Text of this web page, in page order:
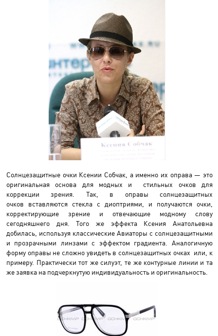
Солнцезащитные очки Ксении Собчак, а именно их оправа — это
оригинальная основа для модных и
стильных очков для
коррекции зрения. Так, в
оправы солнцезащитных
очков
вставляются стекла с диоптриями, и получаются очки,
корректирующие зрение и отвечающие модному слову
сегодняшнего дня. Того же эффекта Ксения Анатольевна
добилась, используя классические Авиаторы с солнцезащитными
и прозрачными линзами с эффектом градиента. Аналогичную
форму оправы не сложно увидеть в солнцезащитных очках или, к
примеру. Практически тот же силуэт, те же контурные линии и та
же заявка на подчеркнутую индивидуальность и оригинальность.